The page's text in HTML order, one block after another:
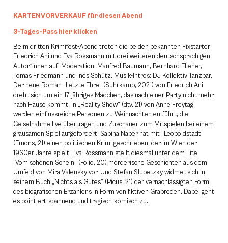
KARTENVORVERKAUF für diesen Abend
3-Tages-Pass hier klicken
Beim dritten Krimifest-Abend treten die beiden bekannten Fixstarter
Friedrich Ani und Eva Rossmann mit drei weiteren deutschsprachigen
Autor*innen auf. Moderation: Manfred Baumann, Bernhard Flieher,
Tomas Friedmann und Ines Schütz. Musik-Intros: DJ Kollektiv Tanzbar.
Der neue Roman „Letzte Ehre“ (Suhrkamp, 2021) von Friedrich Ani
dreht sich um ein 17-jähriges Mädchen, das nach einer Party nicht mehr
nach Hause kommt. In „Reality Show“ (dtv, 21) von Anne Freytag
werden einflussreiche Personen zu Weihnachten entführt, die
Geiselnahme live übertragen und Zuschauer zum Mitspielen bei einem
grausamen Spiel aufgefordert. Sabina Naber hat mit „Leopoldstadt“
(Emons, 21) einen politischen Krimi geschrieben, der im Wien der
1960er Jahre spielt. Eva Rossmann stellt diesmal unter dem Titel
„Vom schönen Schein“ (Folio, 20) mörderische Geschichten aus dem
Umfeld von Mira Valensky vor. Und Stefan Slupetzky widmet sich in
seinem Buch „Nichts als Gutes“ (Picus, 21) der vernachlässigten Form
des biografischen Erzählens in Form von fiktiven Grabreden. Dabei geht
es pointiert-spannend und tragisch-komisch zu.